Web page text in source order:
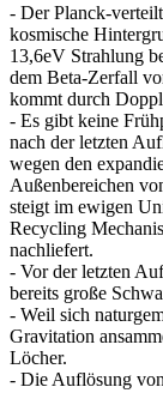
- Der Planck-
kosmische
13,6eV Strahlung
dem Beta-Zerfall
kommt durch
- Es gibt keine
nach der letzten
wegen den
Außenbereichen
steigt im ewigen
Recycling
nachliefert.
- Vor der letzten
bereits große
- Weil sich
Gravitation
Löcher.
- Die Auflösung